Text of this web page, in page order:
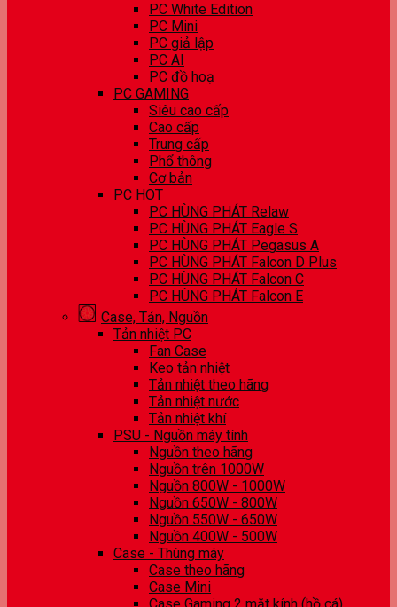
PC White Edition
PC Mini
PC giả lập
PC AI
PC đồ hoạ
PC GAMING
Siêu cao cấp
Cao cấp
Trung cấp
Phổ thông
Cơ bản
PC HOT
PC HÙNG PHÁT Relaw
PC HÙNG PHÁT Eagle S
PC HÙNG PHÁT Pegasus A
PC HÙNG PHÁT Falcon D Plus
PC HÙNG PHÁT Falcon C
PC HÙNG PHÁT Falcon E
Case, Tản, Nguồn
Tản nhiệt PC
Fan Case
Keo tản nhiệt
Tản nhiệt theo hãng
Tản nhiệt nước
Tản nhiệt khí
PSU - Nguồn máy tính
Nguồn theo hãng
Nguồn trên 1000W
Nguồn 800W - 1000W
Nguồn 650W - 800W
Nguồn 550W - 650W
Nguồn 400W - 500W
Case - Thùng máy
Case theo hãng
Case Mini